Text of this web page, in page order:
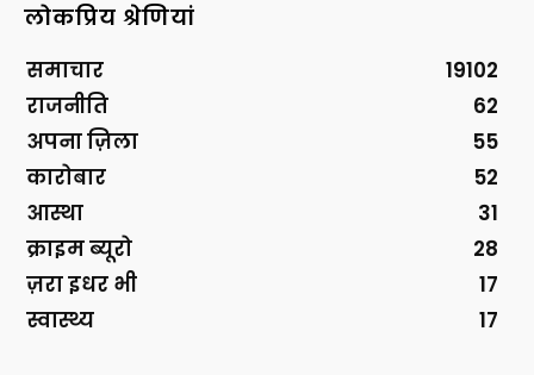
लोकप्रिय श्रेणियां
समाचार
19102
राजनीति
62
अपना ज़िला
55
कारोबार
52
आस्था
31
क्राइम ब्यूरो
28
ज़रा इधर भी
17
स्वास्थ्य
17